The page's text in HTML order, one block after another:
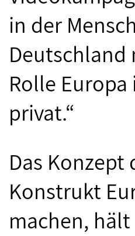
in der
Rolle
privat.“
Das
Konstrukt
machen,